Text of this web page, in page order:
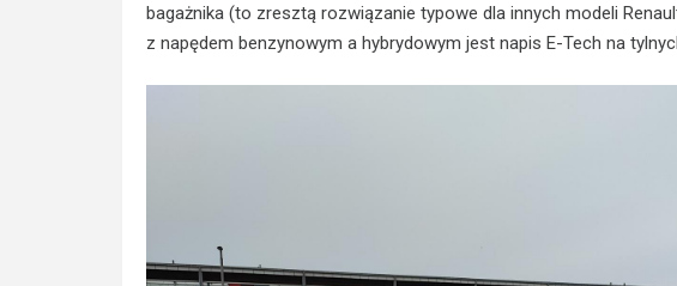
bagażnika (to zresztą rozwiązanie typowe dla innych modeli
z napędem benzynowym a hybrydowym jest napis E-Tech na